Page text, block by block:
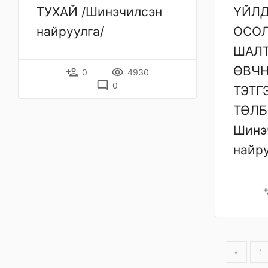
ТУХАЙ /Шинэчилсэн
найруулга/
person_add 0 remove_red_eye 4930
mode_comment 0
« 1